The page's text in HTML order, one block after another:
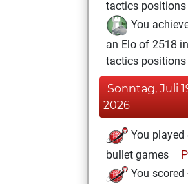
tactics positions
You
an Elo of 2518 in
tactics positions
Sonntag, Juli
2026
You played
bullet games
You scored